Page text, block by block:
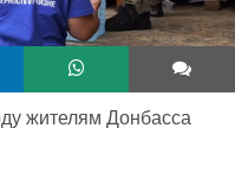
жителям Донбасса